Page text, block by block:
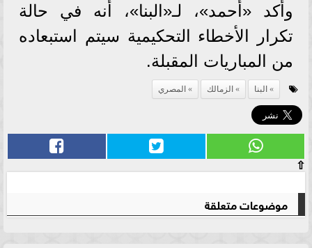
وأكد «أحمد»، لـ«البنا»، أنه في حالة
تكرار الأخطاء التحكيمية سيتم استبعاده
من المباريات المقبلة.
البنا الزمالك المصري
⇧
موضوعات متعلقة